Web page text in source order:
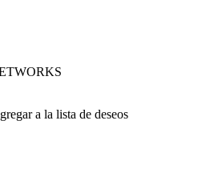
a la lista de deseos